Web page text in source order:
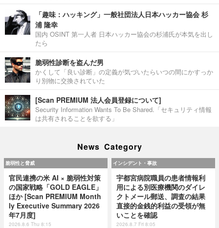
「趣味：ハッキング」一般社団法人日本ハッカー協会 杉
浦 隆幸
国内 OSINT 第一人者 日本ハッカー協会の杉浦氏が本気を出し
たら
脆弱性診断を盗んだ男
かくして「良い診断」の定義が気づいたらいつの間にかすっか
り別物に交換されていた
[Scan PREMIUM 法人会員登録について]
Security Information Wants To Be Shared.「セキュリティ情報
は共有されることを欲する」
News Category
脆弱性と脅威
官民連携の米 AI × 脆弱性対策
の国家戦略「GOLD EAGLE」
ほか [Scan PREMIUM Month
ly Executive Summary 2026
年7月度]
2026.8.6 Thu 8:15
インシデント・事故
宇都宮病院職員の患者情報利
用による別医療機関のダイレ
クトメール郵送、調査の結果
直接的金銭的利益の受領が無
いことを確認
2026.8.7 Fri 8:05